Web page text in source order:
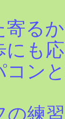
寄る
にも
コン
の練